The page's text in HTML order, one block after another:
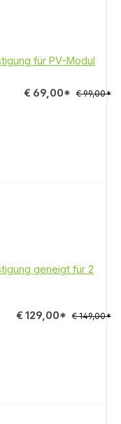
für PV-Modul
€ 69,00* € 99,00*
geneigt für 2
€ 129,00* € 149,00*